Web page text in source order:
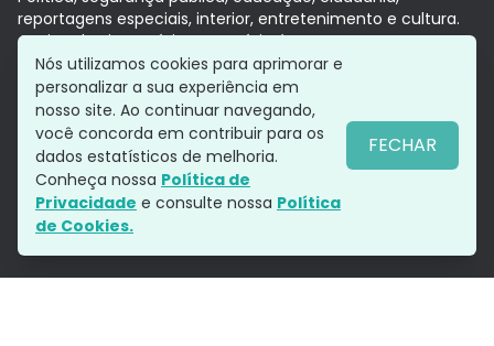
reportagens especiais, interior, entretenimento e cultura.
Aqui, tudo vira notícia e a notícia é no tempo presente,
com a credibilidade do Grupo Aratu.
Grupo Aratu
Política de privacidade
Siga-nos
Nós utilizamos cookies para aprimorar e
personalizar a sua experiência em
nosso site. Ao continuar navegando,
você concorda em contribuir para os
dados estatísticos de melhoria.
Conheça nossa Política de
Privacidade e consulte nossa Política
de Cookies.
FECHAR